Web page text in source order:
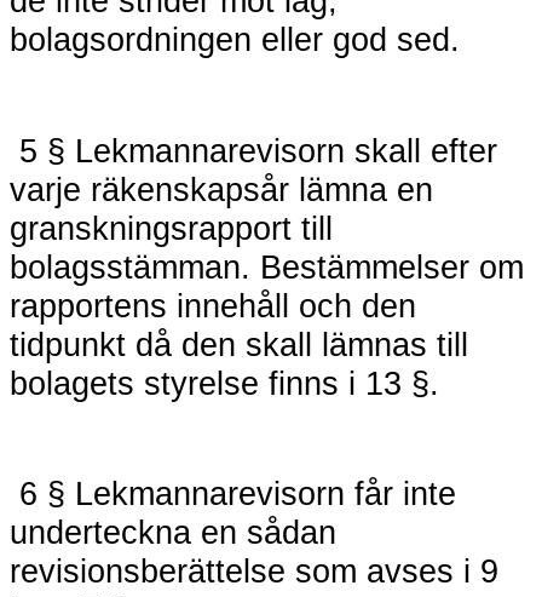
bolagsordningen eller god sed.
5 § Lekmannarevisorn skall efter
varje räkenskapsår lämna en
granskningsrapport till
bolagsstämman. Bestämmelser om
rapportens innehåll och den
tidpunkt då den skall lämnas till
bolagets styrelse finns i 13 §.
6 § Lekmannarevisorn får inte
underteckna en sådan
revisionsberättelse som avses i 9